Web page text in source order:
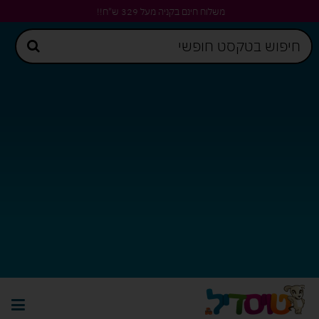
משלוח חינם בקניה מעל 329 ש"ח!!